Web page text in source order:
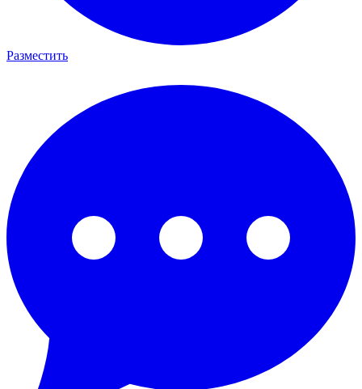
Разместить